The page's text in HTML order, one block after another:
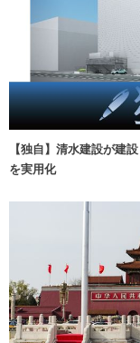
【独自】清水建設が建
を実用化